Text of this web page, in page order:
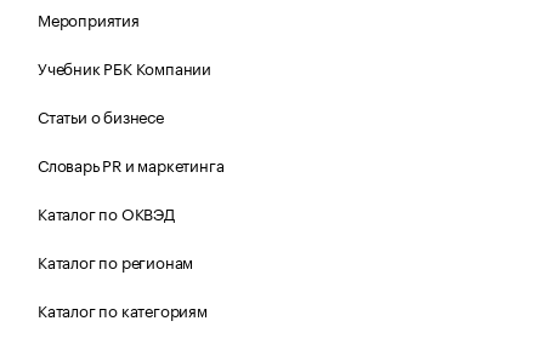
Мероприятия
Учебник РБК Компании
Статьи о бизнесе
Словарь PR и маркетинга
Каталог по ОКВЭД
Каталог по регионам
Каталог по категориям